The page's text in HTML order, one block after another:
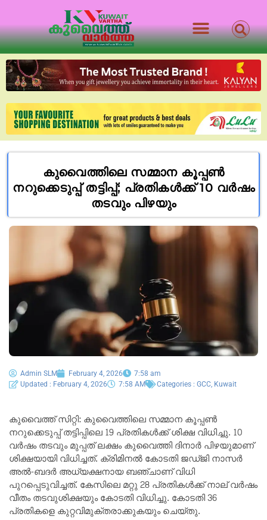
കുവൈത്തിലെ സമ്മാന കൂപ്പൺ
നറുക്കെടുപ്പ് തട്ടിപ്പ്; പ്രതികൾക്ക് 10 വർഷം
തടവും പിഴയും
Admin SLM February 4, 2026
7:58 am
Updated : February 4, 2026
7:58 AM Categories : GCC Kuwait
കുവൈത്ത് സിറ്റി: കുവൈത്തിലെ സമ്മാന കൂപ്പൺ
നറുക്കെടുപ്പ് തട്ടിപ്പിലെ 19 പ്രതികൾക്ക് ശിക്ഷ വിധിച്ചു. 10
വർഷം തടവും മുപ്പത് ലക്ഷം കുവൈത്തി ദിനാർ പിഴയുമാണ്
ശിക്ഷയായി വിധിച്ചത്. ക്രിമിനൽ കോടതി ജഡ്ജി നാസർ
അൽ-ബദർ അധ്യക്ഷനായ ബഞ്ചാണ് വിധി
പുറപ്പെടുവിച്ചത്. കേസിലെ മറ്റു 28 പ്രതികൾക്ക് നാല് വർഷം
വീതം തടവുശിക്ഷയും കോടതി വിധിച്ചു. കോടതി 36
പ്രതികളെ കുറ്റവിമുക്തരാക്കുകയും ചെയ്തു.